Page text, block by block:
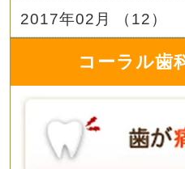
2017年02月 （12）
コーラル歯